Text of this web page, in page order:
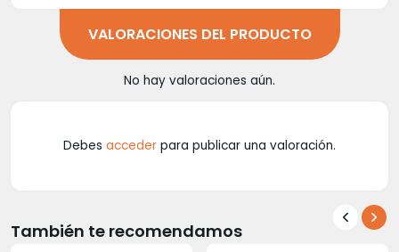
VALORACIONES DEL PRODUCTO
No hay valoraciones aún.
Debes acceder para publicar una valoración.
También te recomendamos